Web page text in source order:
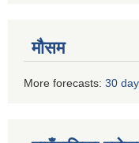
मौसम
More forecasts: 30